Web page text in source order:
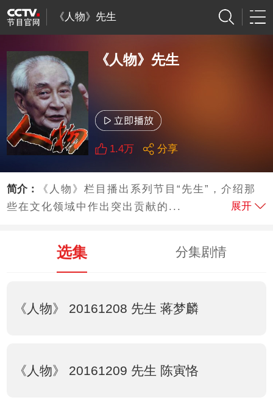
《人物》先生
《人物》先生
1.4万 分享
简介：
《人物》栏目播出系列节目“先生”，介绍那
些在文化领域中作出突出贡献的...
展开
选集 分集剧情
《人物》 20161208 先生 蒋梦麟
《人物》 20161209 先生 陈寅恪